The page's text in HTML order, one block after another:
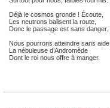
Déjà le cosmos gronde ! Écoute,
Les neutrons balisent la route,
Donc le passage est sans danger.
Nous pourrons atteindre sans aide
La nébuleuse d’Andromède
Dont le roi nous offre à manger.